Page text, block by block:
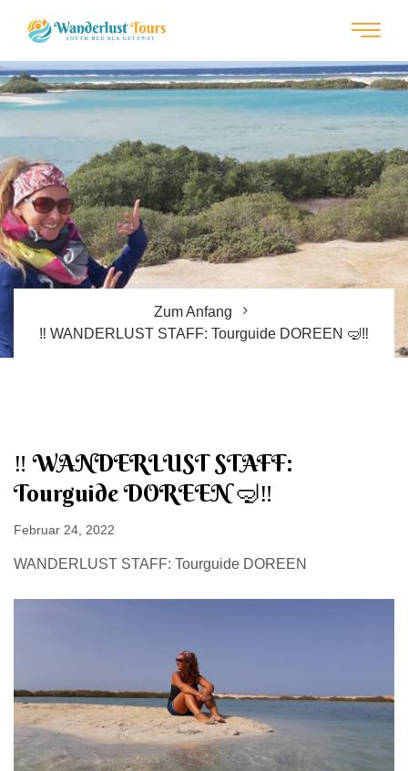
Zum Anfang
‼️ WANDERLUST STAFF: Tourguide DOREEN 🤿‼️
‼️ WANDERLUST STAFF:
Tourguide DOREEN 🤿‼️
Februar 24, 2022
WANDERLUST STAFF: Tourguide DOREEN